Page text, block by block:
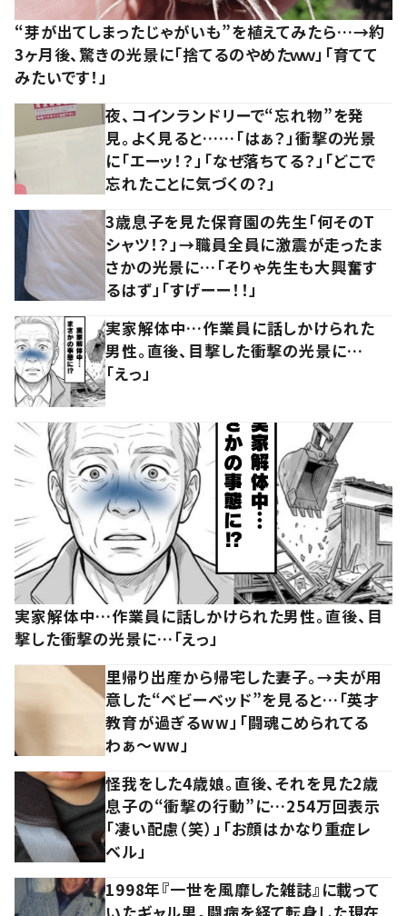
“芽が出てしまったじゃがいも”を植えてみたら…→約
3ヶ月後、驚きの光景に「捨てるのやめたｗｗ」「育てて
みたいです！」
夜、コインランドリーで“忘れ物”を発
見。よく見ると……「はぁ？」衝撃の光景
に「エーッ！？」「なぜ落ちてる？」「どこで
忘れたことに気づくの？」
3歳息子を見た保育園の先生「何そのT
シャツ！？」→職員全員に激震が走ったま
さかの光景に…「そりゃ先生も大興奮す
るはず」「すげーー！！」
実家解体中…作業員に話しかけられた
男性。直後、目撃した衝撃の光景に…
「えっ」
実家解体中…作業員に話しかけられた男性。直後、目
撃した衝撃の光景に…「えっ」
里帰り出産から帰宅した妻子。→夫が用
意した“ベビーベッド”を見ると…「英才
教育が過ぎるww」「闘魂こめられてる
わぁ～ww」
怪我をした4歳娘。直後、それを見た2歳
息子の“衝撃の行動”に…254万回表示
「凄い配慮（笑）」「お顔はかなり重症レ
ベル」
1998年『一世を風靡した雑誌』に載って